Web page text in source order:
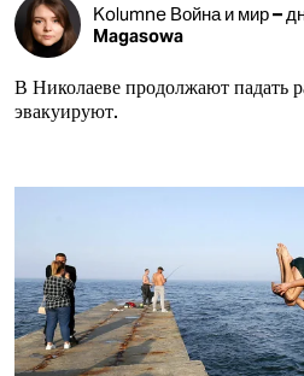
Kolumne Война и мир –
Magasowa
В Николаеве продолжают падать
эвакуируют.